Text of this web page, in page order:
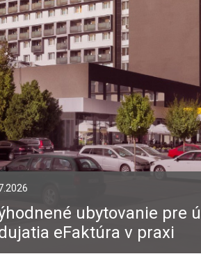
ubytovanie pre
eFaktúra v praxi